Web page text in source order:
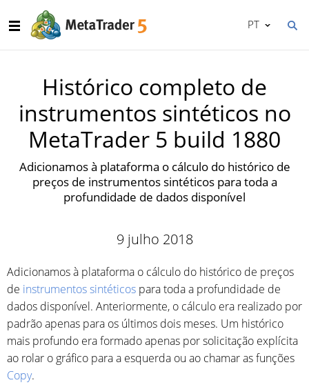
PT
Histórico completo de
instrumentos sintéticos no
MetaTrader 5 build 1880
Adicionamos à plataforma o cálculo do histórico de
preços de instrumentos sintéticos para toda a
profundidade de dados disponível
9 julho 2018
Adicionamos à plataforma o cálculo do histórico de preços
de instrumentos sintéticos para toda a profundidade de
dados disponível. Anteriormente, o cálculo era realizado por
padrão apenas para os últimos dois meses. Um histórico
mais profundo era formado apenas por solicitação explícita
ao rolar o gráfico para a esquerda ou ao chamar as funções
Copy.